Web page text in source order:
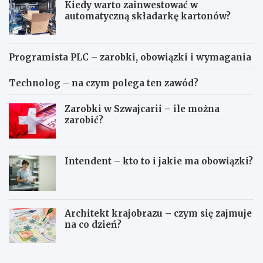
Kiedy warto zainwestować w
automatyczną składarkę kartonów?
Programista PLC – zarobki, obowiązki i wymagania
Technolog – na czym polega ten zawód?
Zarobki w Szwajcarii – ile można
zarobić?
Intendent – kto to i jakie ma obowiązki?
Architekt krajobrazu – czym się zajmuje
na co dzień?
K
P